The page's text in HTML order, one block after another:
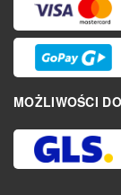
MOŻLIWOŚCI